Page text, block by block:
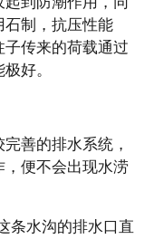
石制，抗压性能
传来的荷载通过
好。
善的排水系统，
便不会出现水涝
条水沟的排水口直